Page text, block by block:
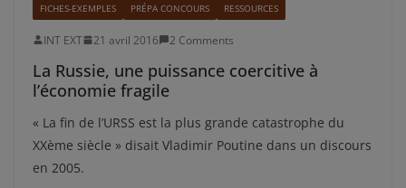
FICHES-EXEMPLES PRÉPA CONCOURS RESSOURCES
INT EXT 21 avril 2016 2 Comments
La Russie, une puissance coercitive à
l’économie fragile
« La fin de l’URSS est la plus grande catastrophe du
XXème siècle » disait Vladimir Poutine dans un discours
en 2005.